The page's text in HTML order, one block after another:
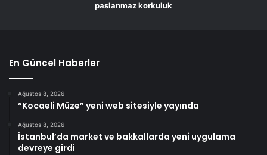
paslanmaz korkuluk
En Güncel Haberler
Ağustos 8, 2026
“Kocaeli Müze” yeni web sitesiyle yayında
Ağustos 8, 2026
İstanbul’da market ve bakkallarda yeni uygulama
devreye girdi